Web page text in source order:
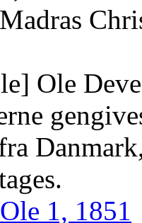
Ole
1, 1851